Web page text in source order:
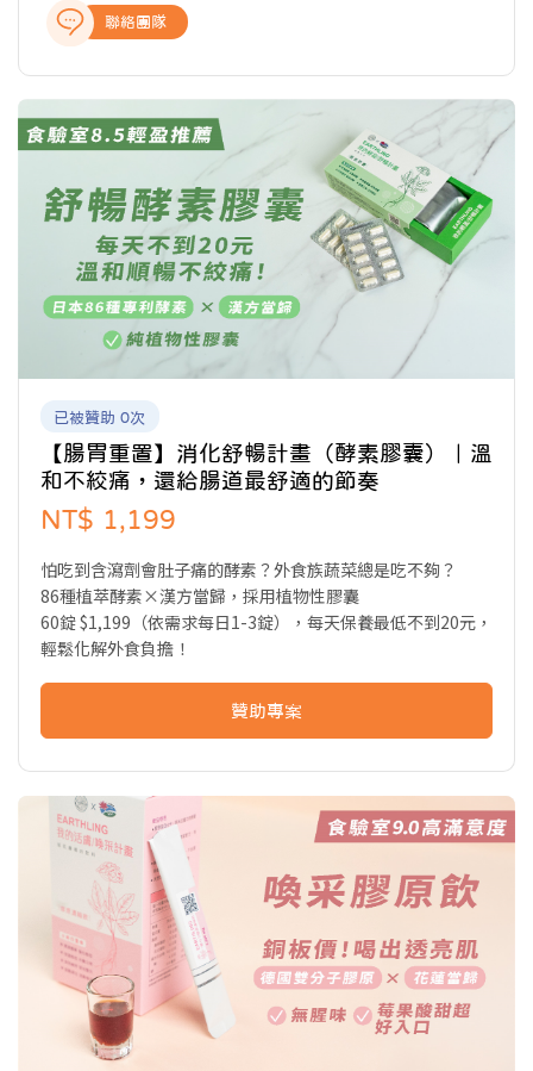
子出生了，才讓我們開始重新思考——我們想要什麼樣的
生活？ 因此，我們來到花蓮，透過我們獨創的生醫技術
發為機能原料，作為搭配現今許多保健產品的關鍵綠
葉，讓身體能更有效的補充營養元素。
聯絡團隊
已被贊助 0次
【腸胃重置】消化舒暢計畫（酵素膠囊）｜溫
和不絞痛，還給腸道最舒適的節奏
NT$ 1,199
怕吃到含瀉劑會肚子痛的酵素？外食族蔬菜總是吃不夠？
86種植萃酵素×漢方當歸，採用植物性膠囊
60錠 $1,199（依需求每日1-3錠），每天保養最低不到20元，
輕鬆化解外食負擔！
贊助專案